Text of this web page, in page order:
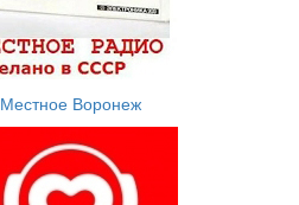
Местное Воронеж